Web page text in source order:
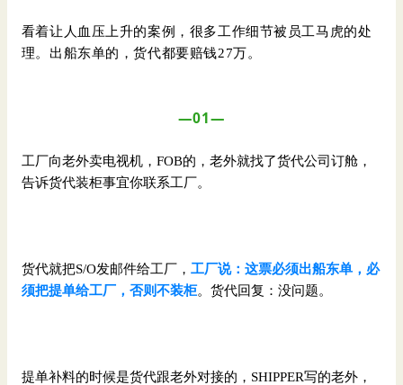
看着让人血压上升的案例，很多工作细节被员工马虎的处
理。出船东单的，货代都要赔钱27万。
—01—
工厂向老外卖电视机，FOB的，老外就找了货代公司订舱，
告诉货代装柜事宜你联系工厂。
货代就把S/O发邮件给工厂， 工厂说： 这票必须出船东单，必
须把提单给工厂，否则不装柜。货代回复：没问题。
提单补料的时候是货代跟老外对接的，SHIPPER写的老外，